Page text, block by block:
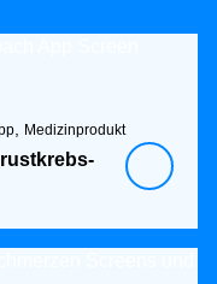
Medizinprodukt